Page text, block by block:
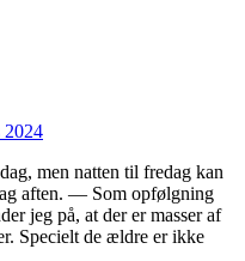
2024
men natten til fredag kan
aften. — Som opfølgning
jeg på, at der er masser af
Specielt de ældre er ikke